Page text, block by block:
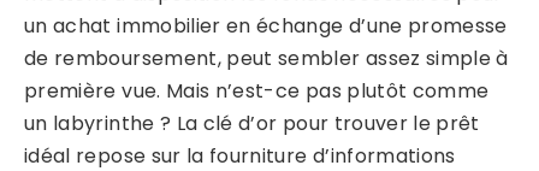
un achat immobilier en échange d’une promesse
de remboursement, peut sembler assez simple à
première vue. Mais n’est-ce pas plutôt comme
un labyrinthe ? La clé d’or pour trouver le prêt
idéal repose sur la fourniture d’informations